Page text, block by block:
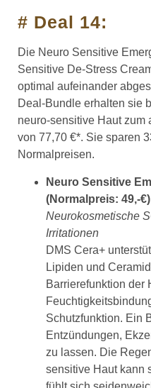
# Deal 14:
Die Neuro Sensitive
Sensitive De-Stress
optimal aufeinander
Deal-Bundle erhalten sie
neuro-sensitive Haut zum
von 77,70 €*. Sie sparen
Normalpreisen.
Neuro Sensitive
(Normalpreis: 49,-€)
Neurokosmetische
Irritationen
DMS Cera+
Lipiden und
Barrierefunktion der
Schutzfunktion. Ein
Entzündungen,
zu lassen. Die
sensitive Haut kann